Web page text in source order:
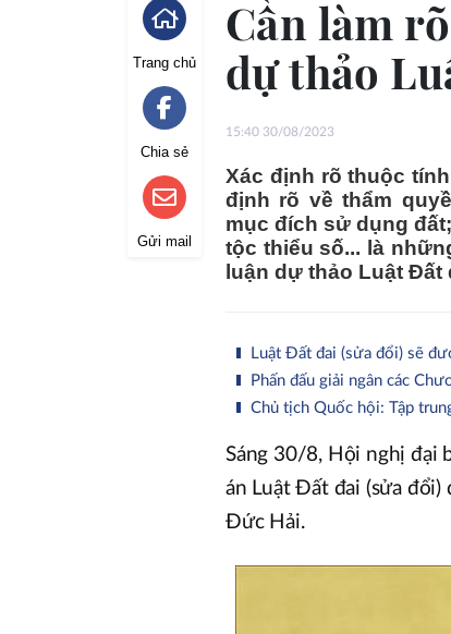
Trang chủ
Chia sẻ
Gửi mail
Cần làm
dự thảo
15:40 30/08/2023
Xác định rõ thuộc
định rõ về thẩm
mục đích sử dụng
tộc thiểu số... là
luận dự thảo Luật Đất
Luật Đất đai (sửa đổi) sẽ
Phấn đấu giải ngân các
Chủ tịch Quốc hội: Tập
Sáng 30/8, Hội nghị đại
án Luật Đất đai (sửa
Đức Hải.